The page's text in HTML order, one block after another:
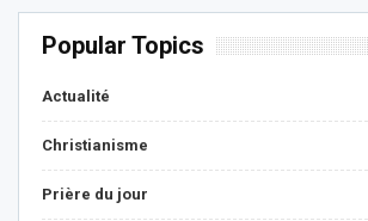
Popular Topics
Actualité
Christianisme
Prière du jour